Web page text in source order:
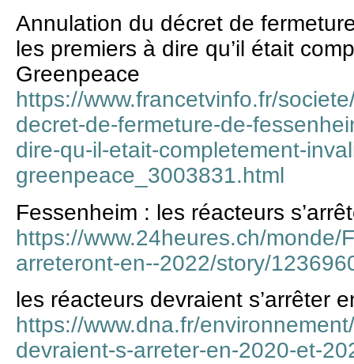
Annulation du décret de
les premiers à dire qu’il était
Greenpeace
https://www.francetvinfo.fr/
decret-de-fermeture-de-
dire-qu-il-etait-completement-
greenpeace_3003831.html
Fessenheim : les réacteurs
https://www.24heures.ch/monde/
arreteront-en--2022/story/
les réacteurs devraient s’arrêter
https://www.dna.fr/
devraient-s-arreter-en-2020-et-